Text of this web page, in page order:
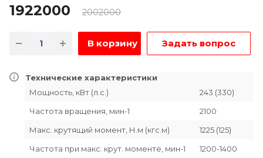
1922000 2002000
В корзину Задать вопрос
Технические характеристики
Мощность, кВт (л.с.)
243 (330)
Частота вращения, мин-1
2100
Макс. крутящий момент, Н.м (кгс.м)
1225 (125)
Частота при макс. крут. моменте, мин-1
1200-1400